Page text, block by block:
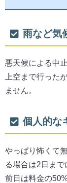
雨など気
悪天候による中
上空まで行った
ません。
個人的な
やっぱり怖くて
る場合は2日まで
前日は料金の